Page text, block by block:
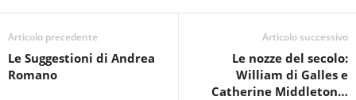
Articolo precedente
Le Suggestioni di Andrea
Romano
Articolo successivo
Le nozze del secolo:
William di Galles e
Catherine Middleton…